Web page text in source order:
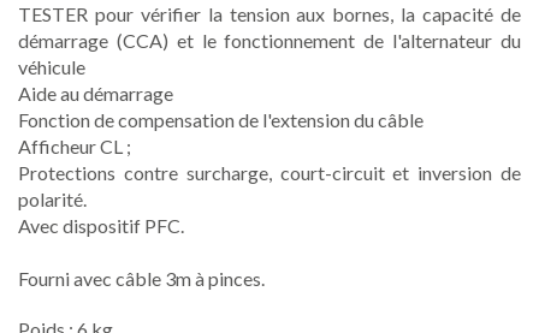
TESTER pour vérifier la tension aux bornes, la capacité de
démarrage (CCA) et le fonctionnement de l'alternateur du
véhicule
Aide au démarrage
Fonction de compensation de l'extension du câble
Afficheur CL ;
Protections contre surcharge, court-circuit et inversion de
polarité.
Avec dispositif PFC.
Fourni avec câble 3m à pinces.